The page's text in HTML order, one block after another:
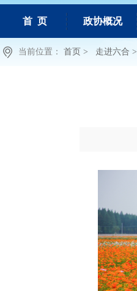
首 页 政协概况
当前位置： 首页 > 走进六合 >